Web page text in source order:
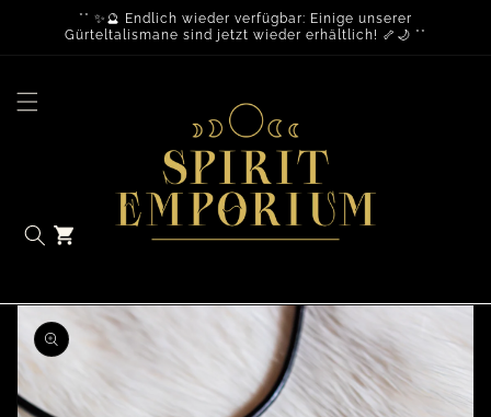
** ✨🔮 Endlich wieder verfügbar: Einige unserer
Gürteltalismane sind jetzt wieder erhältlich! 🦴🌙 **
Warenkorb